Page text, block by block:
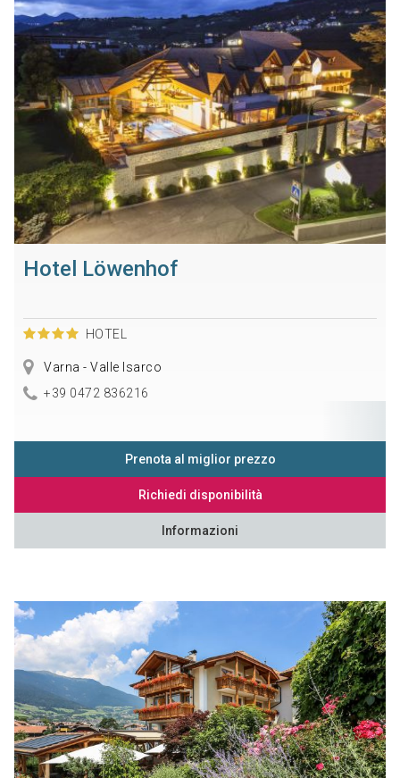
Hotel Löwenhof
HOTEL
Varna - Valle Isarco
+39 0472 836216
Prenota al miglior prezzo
Richiedi disponibilità
Informazioni